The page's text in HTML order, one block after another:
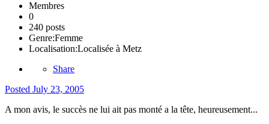
Membres
0
240 posts
Genre:Femme
Localisation:Localisée à Metz
Share
Posted July 23, 2005
A mon avis, le succès ne lui ait pas monté a la tête, heureusement...